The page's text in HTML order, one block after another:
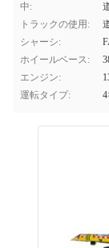
中:
トラックの使用:
シャーシ:
ホイールベース:
エンジン:
運転タイプ: